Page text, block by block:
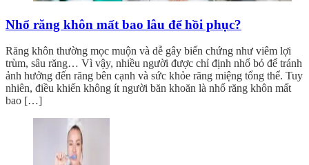
Nhổ răng khôn mất bao lâu để hồi phục?
Răng khôn thường mọc muộn và dễ gây biến chứng như viêm lợi
trùm, sâu răng… Vì vậy, nhiều người được chỉ định nhổ bỏ để tránh
ảnh hưởng đến răng bên cạnh và sức khỏe răng miệng tổng thể. Tuy
nhiên, điều khiến không ít người băn khoăn là nhổ răng khôn mất
bao […]